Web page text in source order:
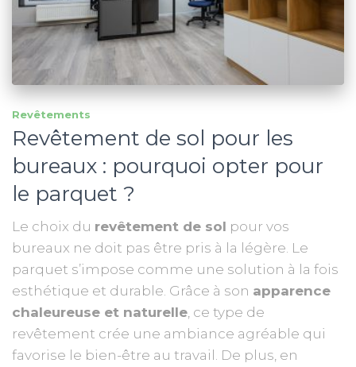
Revêtements
Revêtement de sol pour les
bureaux : pourquoi opter pour
le parquet ?
Le choix du revêtement de sol pour vos
bureaux ne doit pas être pris à la légère. Le
parquet s’impose comme une solution à la fois
esthétique et durable. Grâce à son apparence
chaleureuse et naturelle , ce type de
revêtement crée une ambiance agréable qui
favorise le bien-être au travail. De plus, en